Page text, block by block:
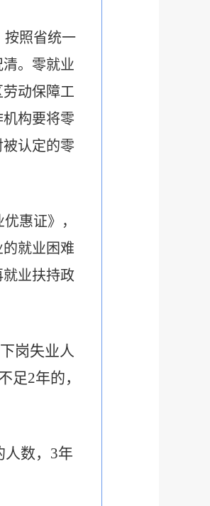
按照省统一
。零就业
动保障工
构要将零
认定的零
惠证》，
就业困难
业扶持政
岗失业人
足2年的，
人数，3年